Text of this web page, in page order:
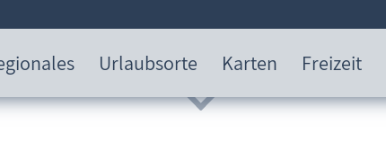
Urlaubsorte Karten Freizeit